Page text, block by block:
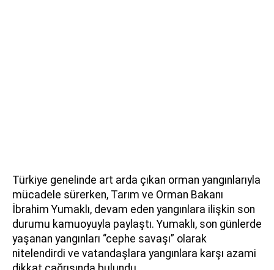
Türkiye genelinde art arda çıkan orman yangınlarıyla
mücadele sürerken, Tarım ve Orman Bakanı
İbrahim Yumaklı, devam eden yangınlara ilişkin son
durumu kamuoyuyla paylaştı. Yumaklı, son günlerde
yaşanan yangınları “cephe savaşı” olarak
nitelendirdi ve vatandaşlara yangınlara karşı azami